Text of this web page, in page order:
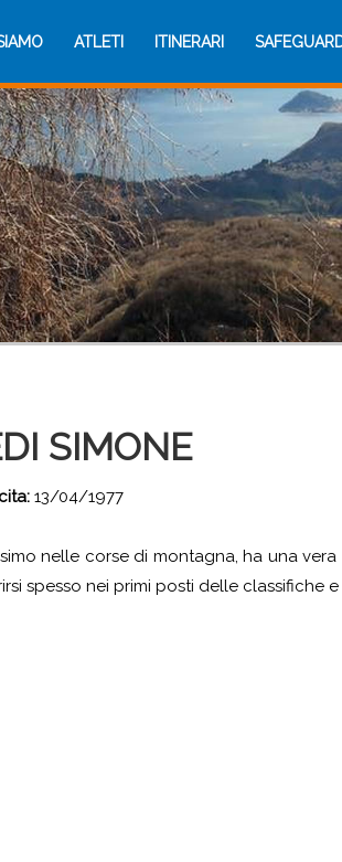
ATLETI ITINERARI
SIMONE
13/04/1977
nelle corse di montagna, ha una
spesso nei primi posti delle classifiche